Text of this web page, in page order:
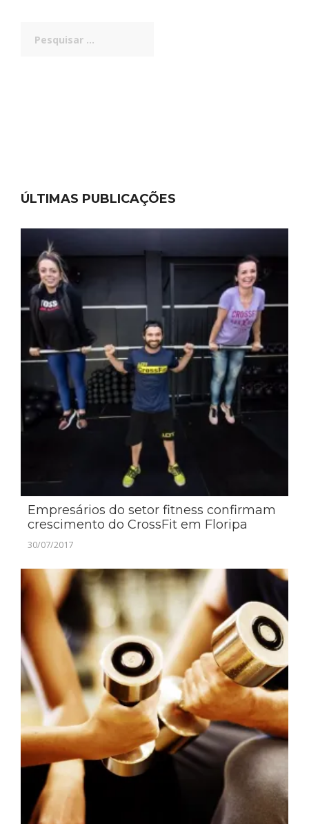
por:
ÚLTIMAS PUBLICAÇÕES
Empresários do setor fitness confirmam
crescimento do CrossFit em Floripa
30/07/2017